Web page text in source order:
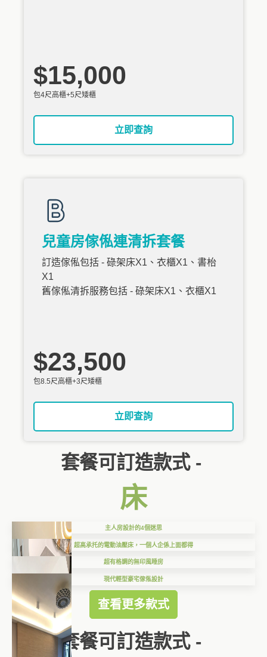
$15,000
包4尺高櫃+5尺矮櫃
立即查詢
兒童房傢俬連清拆套餐
訂造傢俬包括 - 碌架床X1、衣櫃X1、書枱
X1
舊傢俬清拆服務包括 - 碌架床X1、衣櫃X1
$23,500
包8.5尺高櫃+3尺矮櫃
立即查詢
套餐可訂造款式 -
床
主人房設計的4個迷思
超高承托的電動油壓床，一個人企係上面都得
超有格調的無印風睡房
現代輕型豪宅傢俬設計
查看更多款式
套餐可訂造款式 -